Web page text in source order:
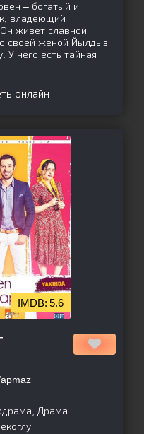
– богатый и
владеющий
живет славной
своей женой Йылдыз
У него есть тайная
онлайн
5.6
Драма